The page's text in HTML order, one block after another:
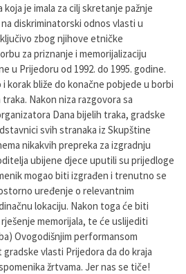
je imala za cilj skretanje pažnje
diskriminatorski odnos vlasti u
zbog njihove etničke
za priznanje i memorijalizaciju
u Prijedoru od 1992. do 1995. godine.
i korak bliže do konačne pobjede u borbi
Nakon niza razgovora sa
Dana bijelih traka, gradske
svih stranaka iz Skupštine
nikakvih prepreka za izgradnju
ubijene djece uputili su prijedloge
mogao biti izgrađen i trenutno se
uređenje o relevantnim
lokaciju. Nakon toga će biti
memorijala, te će uslijediti
Ovogodišnjim performansom
vlasti Prijedora da do kraja
žrtvama. Jer nas se tiče!